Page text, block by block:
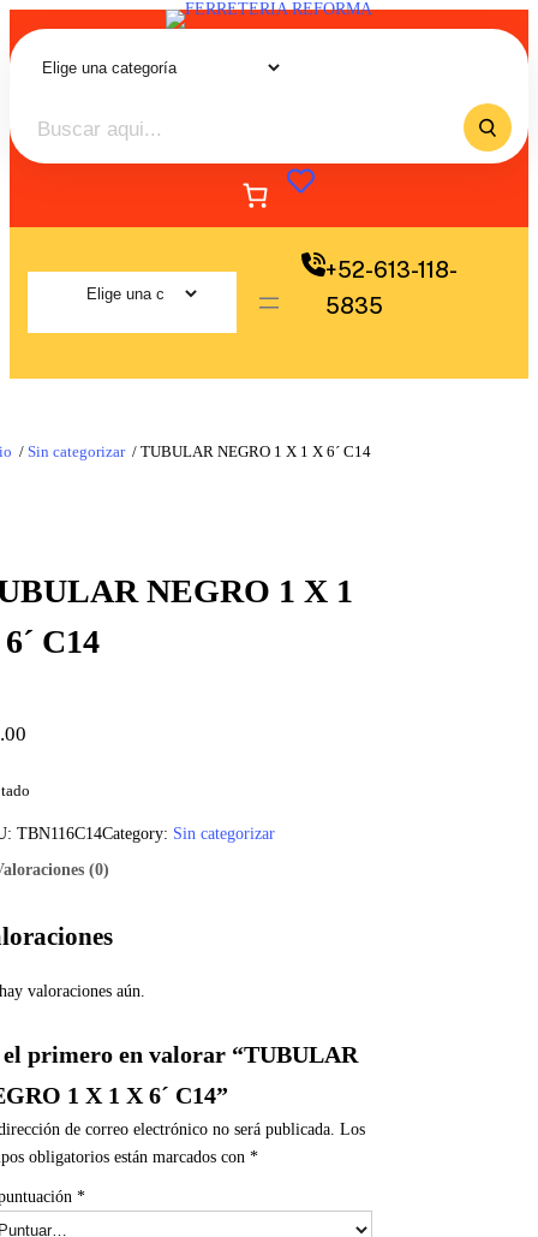
+52-613-118-
5835
/ Sin categorizar / TUBULAR NEGRO 1 X 1 X 6´ C14
NEGRO 1 X 1
C14
TBN116C14Category: Sin categorizar
(0)
valoraciones aún.
el primero en valorar “TUBULAR
1 X 1 X 6´ C14”
de correo electrónico no será publicada. Los
obligatorios están marcados con *
*